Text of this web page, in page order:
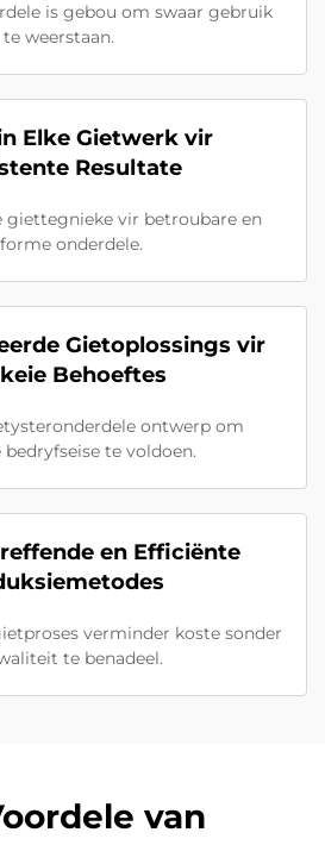
is gebou om swaar gebruik
te weerstaan.
Elke Gietwerk vir
Resultate
giettegnieke vir betroubare en
onderdele.
Gietoplossings vir
Behoeftes
ontwerp om
bedryfseise te voldoen.
en Efficiënte
verminder koste sonder
te benadeel.
van